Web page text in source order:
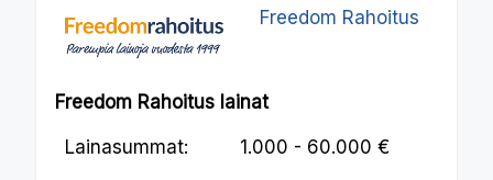
Freedom Rahoitus
Freedom Rahoitus lainat
Lainasummat: 1.000 - 60.000 €